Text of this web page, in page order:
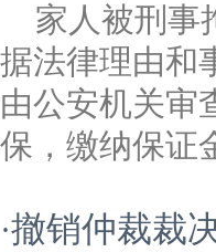
家人被刑事
据法律理由和
由公安机关审
保，缴纳保证
·撤销仲裁裁